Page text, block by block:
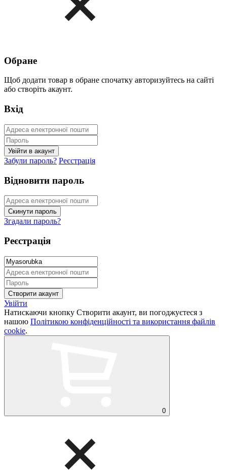
Обране
Щоб додати товар в обране спочатку авторизуйтесь на сайті
або створіть акаунт.
Вхід
Забули пароль? Реєстрація
Відновити пароль
Згадали пароль?
Реєстрація
Увійти
Натискаючи кнопку Створити акаунт, ви погоджуєтеся з
нашою Політикою конфіденційності та використання файлів
cookie.
0